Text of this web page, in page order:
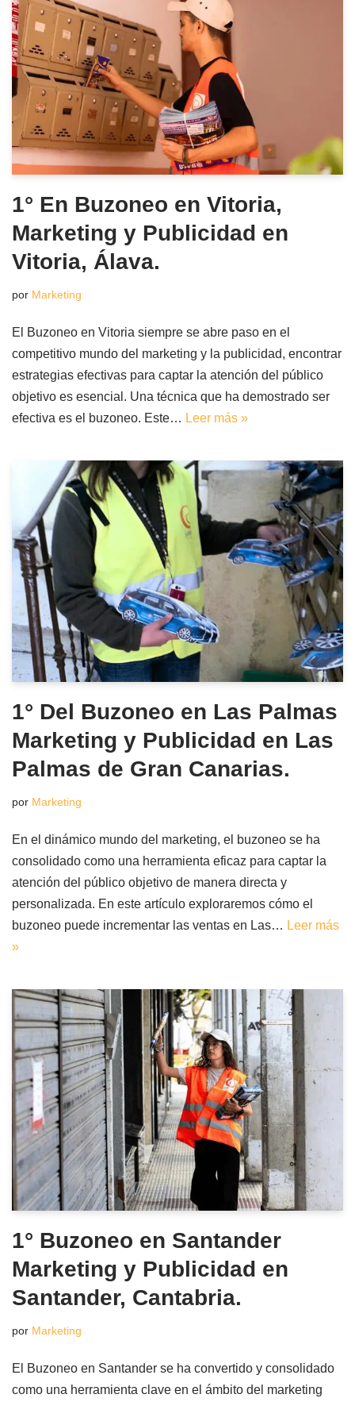
1° En Buzoneo en Vitoria,
Marketing y Publicidad en
Vitoria, Álava.
por Marketing
El Buzoneo en Vitoria siempre se abre paso en el
competitivo mundo del marketing y la publicidad, encontrar
estrategias efectivas para captar la atención del público
objetivo es esencial. Una técnica que ha demostrado ser
efectiva es el buzoneo. Este… Leer más »
1° Del Buzoneo en Las Palmas
Marketing y Publicidad en Las
Palmas de Gran Canarias.
por Marketing
En el dinámico mundo del marketing, el buzoneo se ha
consolidado como una herramienta eficaz para captar la
atención del público objetivo de manera directa y
personalizada. En este artículo exploraremos cómo el
buzoneo puede incrementar las ventas en Las… Leer más
»
1° Buzoneo en Santander
Marketing y Publicidad en
Santander, Cantabria.
por Marketing
El Buzoneo en Santander se ha convertido y consolidado
como una herramienta clave en el ámbito del marketing